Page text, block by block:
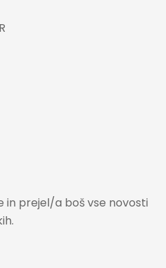
in prejel/a boš vse novosti